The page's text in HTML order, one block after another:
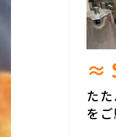
≈
た
を